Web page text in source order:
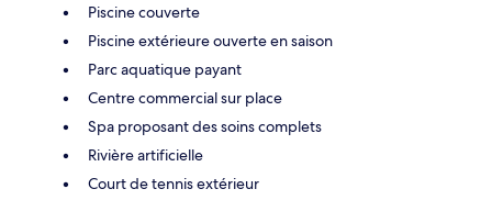
Piscine couverte
Piscine extérieure ouverte en saison
Parc aquatique payant
Centre commercial sur place
Spa proposant des soins complets
Rivière artificielle
Court de tennis extérieur